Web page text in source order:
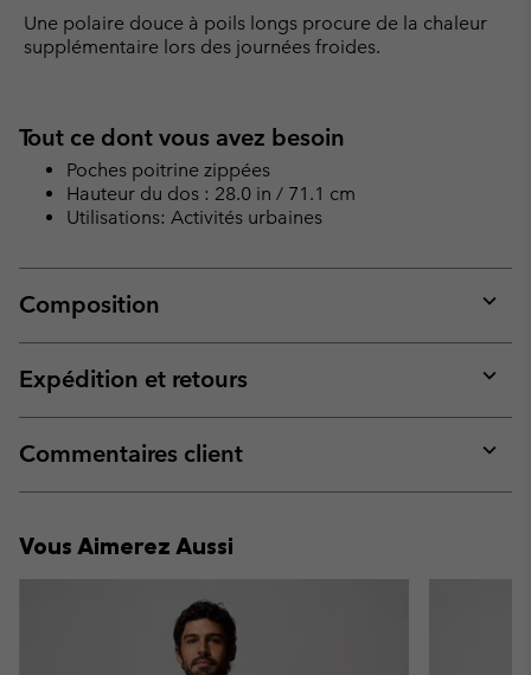
Une polaire douce à poils longs procure de la chaleur
supplémentaire lors des journées froides.
Tout ce dont vous avez besoin
Poches poitrine zippées
Hauteur du dos : 28.0 in / 71.1 cm
Utilisations: Activités urbaines
Composition
or
Expédition et retours
or
Commentaires client
or
Vous Aimerez Aussi